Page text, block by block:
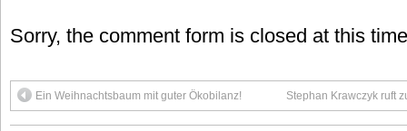
Sorry, the comment form is closed at this
Ein Weihnachtsbaum mit guter Ökobilanz! Stephan Krawczyk ruft